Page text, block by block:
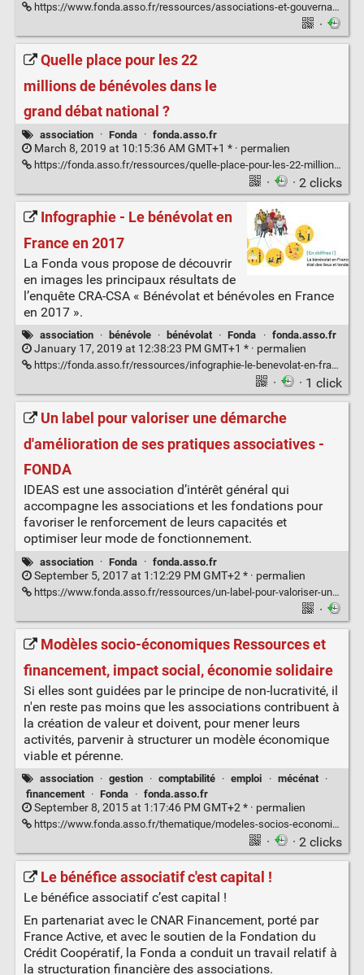
https://www.fonda.asso.fr/ressources/associations-et-gouvernance-quel-equilibre-des-pouvoirs-dans-les-associations-demain
·
Quelle place pour les 22
millions de bénévoles dans le
grand débat national ?
association · Fonda · fonda.asso.fr
March 8, 2019 at 10:15:36 AM GMT+1 * · permalien
https://fonda.asso.fr/ressources/quelle-place-pour-les-22-millions-de-benevoles-dans-le-grand-debat-national
· · 2 clicks
Infographie - Le bénévolat en
France en 2017
La Fonda vous propose de découvrir
en images les principaux résultats de
l’enquête CRA-CSA « Bénévolat et bénévoles en France
en 2017 ».
association · bénévole · bénévolat · Fonda · fonda.asso.fr
January 17, 2019 at 12:38:23 PM GMT+1 * · permalien
https://fonda.asso.fr/ressources/infographie-le-benevolat-en-france-en-2017
· · 1 click
Un label pour valoriser une démarche
d'amélioration de ses pratiques associatives -
FONDA
IDEAS est une association d’intérêt général qui
accompagne les associations et les fondations pour
favoriser le renforcement de leurs capacités et
optimiser leur mode de fonctionnement.
association · Fonda · fonda.asso.fr
September 5, 2017 at 1:12:29 PM GMT+2 * · permalien
https://www.fonda.asso.fr/ressources/un-label-pour-valoriser-une-demarche-damelioration-de-ses-pratiques-associatives?var_mode=calcul
·
Modèles socio-économiques Ressources et
financement, impact social, économie solidaire
Si elles sont guidées par le principe de non-lucrativité, il
n'en reste pas moins que les associations contribuent à
la création de valeur et doivent, pour mener leurs
activités, parvenir à structurer un modèle économique
viable et pérenne.
association · gestion · comptabilité · emploi · mécénat
·
financement
· Fonda · fonda.asso.fr
September 8, 2015 at 1:17:46 PM GMT+2 * · permalien
https://www.fonda.asso.fr/thematique/modeles-socios-economiques
· · 2 clicks
Le bénéfice associatif c'est capital !
Le bénéfice associatif c’est capital !
En partenariat avec le CNAR Financement, porté par
France Active, et avec le soutien de la Fondation du
Crédit Coopératif, la Fonda a conduit un travail relatif à
la structuration financière des associations.